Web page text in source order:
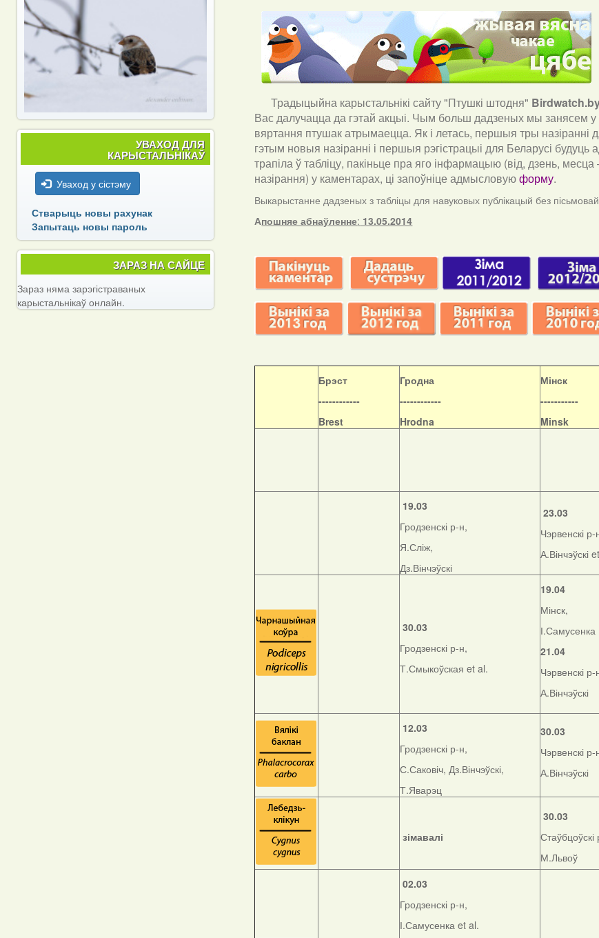
Традыцыйна карыстальнікі сайту "Птушкі штодня" Birdwatch.
Вас далучацца да гэтай акцыі. Чым больш дадзеных мы занясем
вяртання птушак атрымаецца. Як і летась, першыя тры назіранні
гэтым новыя назіранні і першыя рэгістрацыі для Беларусі
трапіла ў табліцу, пакіньце пра яго інфармацыю (від, дзень,
назірання) у каментарах, ці запоўніце адмысловуюформу.
Выкарыстанне дадзеных з табліцы для навуковых публікацый без
Апошняе абнаўленне: 13.05.2014
Брэст
------------
Brest
Гродна
------------
Hrodna
Мінск
-----------
Minsk
19.03
Гродзенскі р-н,
Я.Сліж,
Дз.Вінчэўскі
23.03
Чэрвенскі р-
А.Вінчэўскі
30.03
Гродзенскі р-н,
Т.Смыкоўская et al.
19.04
Мінск,
І.Самусенка
21.04
Чэрвенскі р-
А.Вінчэўскі
12.03
Гродзенскі р-н,
С.Саковіч, Дз.Вінчэўскі,
Т.Яварэц
30.03
Чэрвенскі р-
А.Вінчэўскі
зімавалі
30.03
Стаўбцоўскі
М.Львоў
02.03
Гродзенскі р-н,
І.Самусенка et al.
УВАХОД ДЛЯ
КАРЫСТАЛЬНІКАЎ
Уваход у сістэму
Стварыць новы рахунак
Запытаць новы пароль
ЗАРАЗ НА САЙЦЕ
Зараз няма зарэгістраваных
карыстальнікаў онлайн.